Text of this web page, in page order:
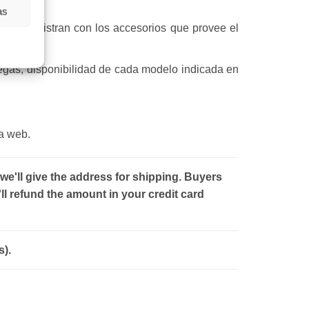
suministran con los accesorios que provee el
disponibilidad de cada modelo indicada en
web.
give the address for shipping. Buyers
refund the amount in your credit card